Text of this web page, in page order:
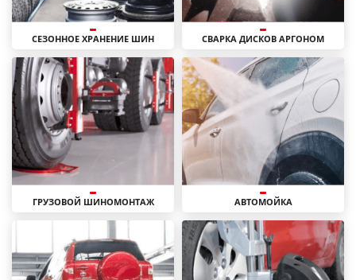
СЕЗОННОЕ ХРАНЕНИЕ ШИН СВАРКА ДИСКОВ АРГОНОМ
ГРУЗОВОЙ ШИНОМОНТАЖ АВТОМОЙКА